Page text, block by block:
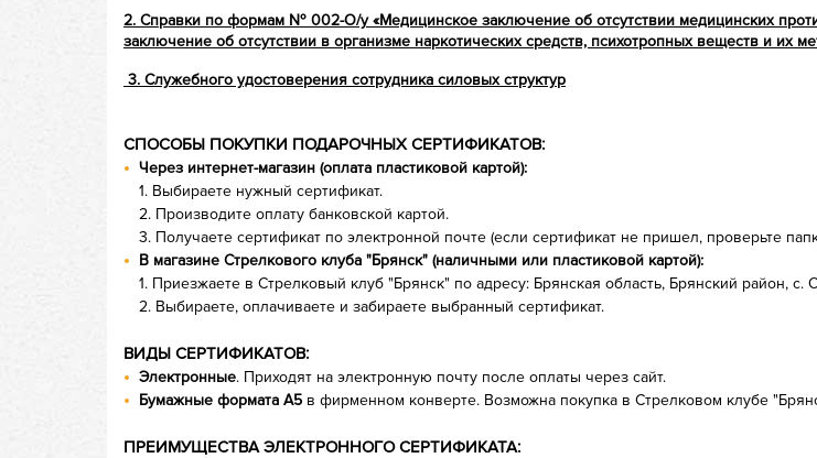
2. Справки по формам № 002-О/у «Медицинское заключение об отсутствии медицинских
заключение об отсутствии в организме наркотических средств, психотропных веществ и их
3. Служебного удостоверения сотрудника силовых структур
СПОСОБЫ ПОКУПКИ ПОДАРОЧНЫХ СЕРТИФИКАТОВ:
Через интернет-магазин (оплата пластиковой картой):
1. Выбираете нужный сертификат.
2. Производите оплату банковской картой.
3. Получаете сертификат по электронной почте (если сертификат не пришел, проверьте
В магазине Стрелкового клуба "Брянск" (наличными или пластиковой картой):
1. Приезжаете в Стрелковый клуб "Брянск" по адресу: Брянская область, Брянский район, с.
2. Выбираете, оплачиваете и забираете выбранный сертификат.
ВИДЫ СЕРТИФИКАТОВ:
Электронные. Приходят на электронную почту после оплаты через сайт.
Бумажные формата А5 в фирменном конверте. Возможна покупка в Стрелковом клубе
ПРЕИМУЩЕСТВА ЭЛЕКТРОННОГО СЕРТИФИКАТА: